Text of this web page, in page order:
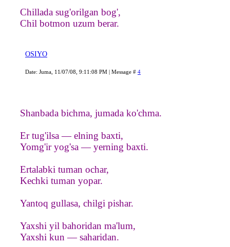
Chillada sug'orilgan bog',
Chil botmon uzum berar.
OSIYO
Date: Juma, 11/07/08, 9:11:08 PM | Message # 4
Shanbada bichma, jumada ko'chma.
Er tug'ilsa — elning baxti,
Yomg'ir yog'sa — yerning baxti.
Ertalabki tuman ochar,
Kechki tuman yopar.
Yantoq gullasa, chilgi pishar.
Yaxshi yil bahoridan ma'lum,
Yaxshi kun — saharidan.